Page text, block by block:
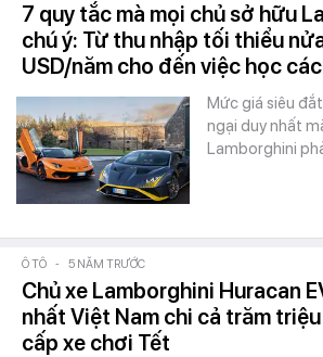
7 quy tắc mà mọi chủ sở hữu
chú ý: Từ thu nhập tối thiểu
USD/năm cho đến việc học
Mức giá siêu
ngại duy nhất
Lamborghini
Ô TÔ - 5 NĂM TRƯỚC
Chủ xe Lamborghini Huracan
nhất Việt Nam chi cả trăm
cấp xe chơi Tết